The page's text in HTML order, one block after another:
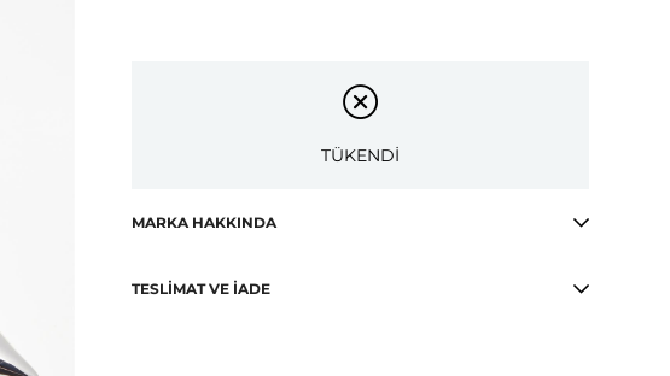
TÜKENDİ
MARKA HAKKINDA
TESLIMAT VE İADE